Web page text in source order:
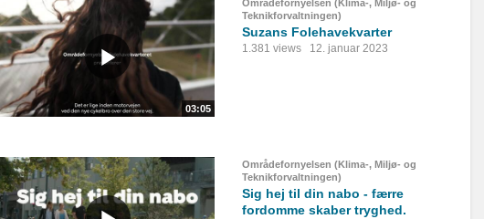
03:05
Områdefornyelsen (Klima-, Miljø- og
Teknikforvaltningen)
Suzans Folehavekvarter
1.381 views 12. januar 2023
Områdefornyelsen (Klima-, Miljø- og
Teknikforvaltningen)
Sig hej til din nabo - færre
fordomme skaber tryghed.